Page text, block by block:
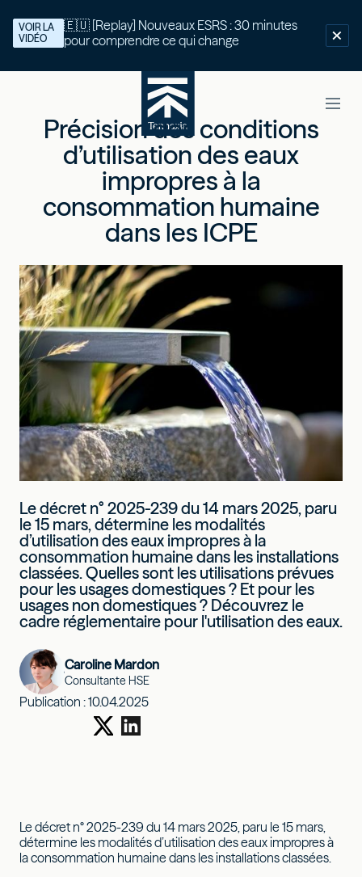
🇪🇺 [Replay] Nouveaux ESRS : 30 minutes
pour comprendre ce qui change
VOIR LA
VIDÉO
Précision des conditions
d’utilisation des eaux
impropres à la
consommation humaine
dans les ICPE
Le décret n° 2025-239 du 14 mars 2025, paru
le 15 mars, détermine les modalités
d’utilisation des eaux impropres à la
consommation humaine dans les installations
classées. Quelles sont les utilisations prévues
pour les usages domestiques ? Et pour les
usages non domestiques ? Découvrez le
cadre réglementaire pour l'utilisation des eaux.
Caroline Mardon
Consultante HSE
Publication :10.04.2025
Le décret n° 2025-239 du 14 mars 2025, paru le 15 mars,
détermine les modalités d’utilisation des eaux impropres à
la consommation humaine dans les installations classées.